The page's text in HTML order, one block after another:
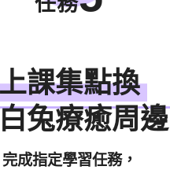
課集點換
兔療癒周邊
完成指定學習任務，